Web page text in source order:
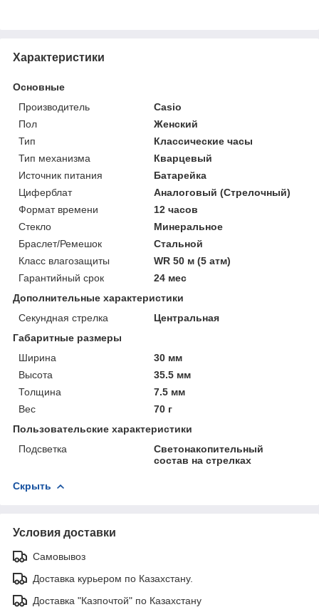
Характеристики
Основные
Производитель
Casio
Пол
Женский
Тип
Классические часы
Тип механизма
Кварцевый
Источник питания
Батарейка
Циферблат
Аналоговый (Стрелочный)
Формат времени
12 часов
Стекло
Минеральное
Браслет/Ремешок
Стальной
Класс влагозащиты
WR 50 м (5 атм)
Гарантийный срок
24 мес
Дополнительные характеристики
Секундная стрелка
Центральная
Габаритные размеры
Ширина
30 мм
Высота
35.5 мм
Толщина
7.5 мм
Вес
70 г
Пользовательские характеристики
Подсветка
Светонакопительный
состав на стрелках
Скрыть
Условия доставки
Самовывоз
Доставка курьером по Казахстану.
Доставка "Казпочтой" по Казахстану